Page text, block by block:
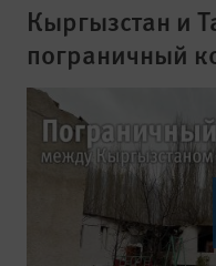
Кыргызстан и
пограничный